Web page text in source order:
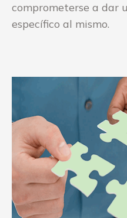
comprometerse a dar
específico al mismo.